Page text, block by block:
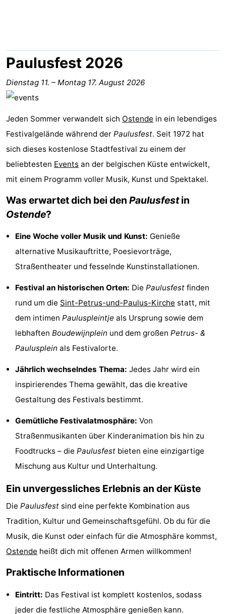
(mit
Frühstück)
Lastminutes
Strand
Sehen
tun
Museen
-
Aussichtspunkte
Attraktionen
-
Rundfahrten
Spielplätze
-
Indoor-
Spielplätze
Bowling
Minigolfplätze
Wellness-
Zentren
Dörfer
Städte
Natur
Sport
Schwimmbader
Radfahren
-
Wandern
-
Reiten
-
Golfplatze
-
Surfen
Essen
Paulusfest 2026
Dienstag 11. – Montag 17. August 2026
Jeden Sommer verwandelt sich Ostende in ein lebendiges
Festivalgelände während der Paulusfest. Seit 1972 hat
sich dieses kostenlose Stadtfestival zu einem der
beliebtesten Events an der belgischen Küste entwickelt,
mit einem Programm voller Musik, Kunst und Spektakel.
Was erwartet dich bei den Paulusfestin
Ostende?
Eine Woche voller Musik und Kunst: Genieße
alternative Musikauftritte, Poesievorträge,
Straßentheater und fesselnde Kunstinstallationen.
Festival an historischen Orten: Die Paulusfest finden
rund um die Sint-Petrus-und-Paulus-Kirche statt, mit
dem intimen Pauluspleintje als Ursprung sowie dem
lebhaften Boudewijnplein und dem großen Petrus- &
Paulusplein als Festivalorte.
Jährlich wechselndes Thema: Jedes Jahr wird ein
inspirierendes Thema gewählt, das die kreative
Gestaltung des Festivals bestimmt.
Gemütliche Festivalatmosphäre: Von
Straßenmusikanten über Kinderanimation bis hin zu
Foodtrucks – die Paulusfest bieten eine einzigartige
Mischung aus Kultur und Unterhaltung.
Ein unvergessliches Erlebnis an der Küste
Die Paulusfest sind eine perfekte Kombination aus
Tradition, Kultur und Gemeinschaftsgefühl. Ob du für die
Musik, die Kunst oder einfach für die Atmosphäre kommst,
Ostende heißt dich mit offenen Armen willkommen!
Praktische Informationen
Eintritt: Das Festival ist komplett kostenlos, sodass
jeder die festliche Atmosphäre genießen kann.